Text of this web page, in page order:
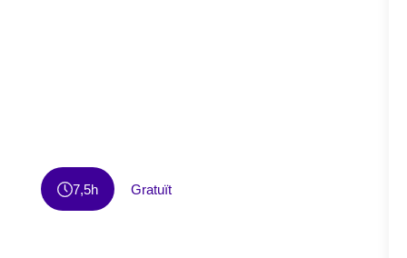
7,5h Gratuït